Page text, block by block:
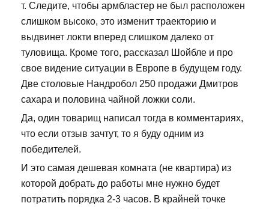
т. Следите, чтобы армбластер не был расположен
слишком высоко, это изменит траекторию и
выдвинет локти вперед слишком далеко от
туловища. Кроме того, рассказал Шойбле и про
свое видение ситуации в Европе в будущем году.
Две столовые Нандробол 250 продажи Дмитров
сахара и половина чайной ложки соли.
Да, один товарищ написал тогда в комментариях,
что если отзыв зачтут, то я буду одним из
победителей.
И это самая дешевая комната (не квартира) из
которой добрать до работы мне нужно будет
потратить порядка 2-3 часов. В крайней точке